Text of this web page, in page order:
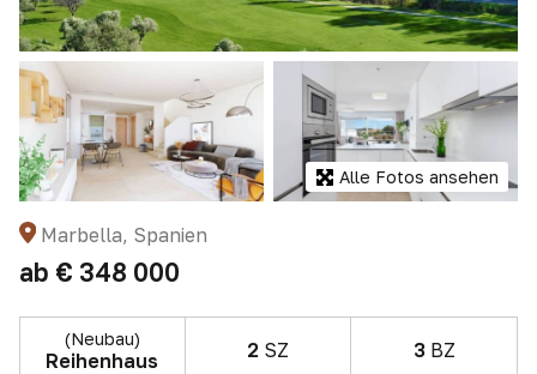
Alle Fotos ansehen
Marbella, Spanien
ab € 348 000
(Neubau)
Reihenhaus 2 SZ 3 BZ